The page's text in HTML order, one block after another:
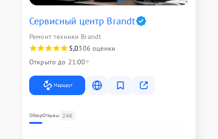
Сервисный центр Brandt
Ремонт техники Brandt
5,0306 оценки
Открыто до 21:00
Маршрут
ОбзорОтзывы 246